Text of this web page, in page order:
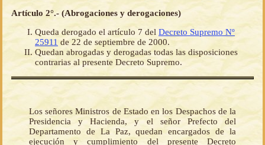
Artículo 2°.- (Abrogaciones y derogaciones)
Queda derogado el artículo 7 del Decreto Supremo Nº
25911 de 22 de septiembre de 2000.
Quedan abrogadas y derogadas todas las disposiciones
contrarias al presente Decreto Supremo.
Los señores Ministros de Estado en los Despachos de la
Presidencia y Hacienda, y el señor Prefecto del
Departamento de La Paz, quedan encargados de la
ejecución y cumplimiento del presente Decreto